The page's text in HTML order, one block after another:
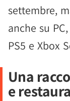
settembre,
anche su
PS5 e Xbox
Una
e